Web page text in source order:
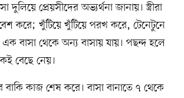
দুলিয়ে প্রেয়সীদের অভ্যর্থনা জানায়। স্ত্রীরা
করে; খুঁটিয়ে খুঁটিয়ে পরখ করে, টেনেটুনে
বাসা থেকে অন্য বাসায় যায়। পছন্দ হলে
বেছে নেয়।
কাজ শেষ করে। বাসা বানাতে ৭ থেকে